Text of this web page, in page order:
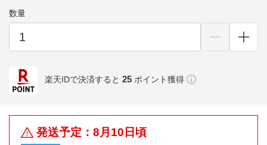
数量
楽天IDで決済すると 25 ポイント獲得
発送予定：8月10日頃